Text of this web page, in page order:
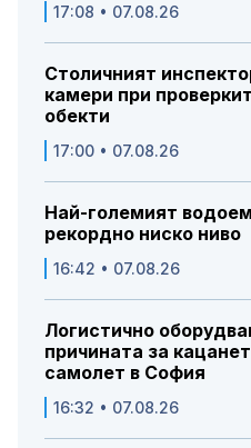
17:08 • 07.08.26
Столичният
камери при
обекти
17:00 • 07.08.26
Най-големият
рекордно ниско ниво
16:42 • 07.08.26
Логистично
причината за
самолет в София
16:32 • 07.08.26